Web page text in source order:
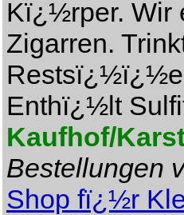
Kï¿½rper. Wir
Zigarren.
Restsï¿½ï¿½e
Enthï¿½lt
Kaufhof/
Bestellungen
Shop fï¿½r